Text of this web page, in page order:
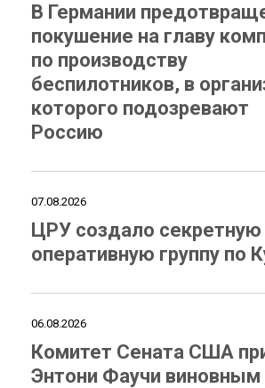
В Германии
покушение на главу
по производству
беспилотников, в
которого подозревают
Россию
07.08.2026
ЦРУ создало секретную
оперативную группу по
06.08.2026
Комитет Сената США
Энтони Фаучи виновным